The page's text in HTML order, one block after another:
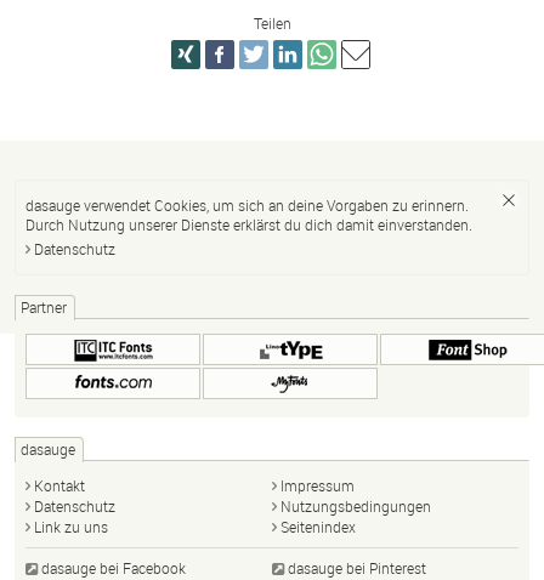
Teilen
dasauge verwendet Cookies, um sich an deine Vorgaben zu erinnern.
Durch Nutzung unserer Dienste erklärst du dich damit einverstanden.
Datenschutz
Partner
dasauge
Kontakt
Impressum
Datenschutz
Nutzungsbedingungen
Link zu uns
Seitenindex
dasauge bei Facebook dasauge bei Pinterest